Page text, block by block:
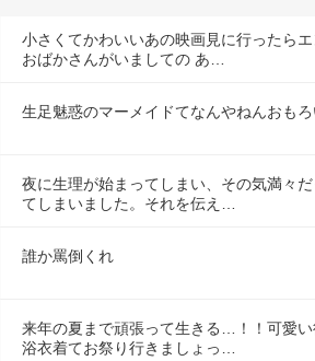
小さくてかわいいあの映画見に行ったら
おばかさんがいましての あ…
生足魅惑のマーメイドてなんやねんおもろ
夜に生理が始まってしまい、その気満々
てしまいました。それを伝え…
誰か罵倒くれ
来年の夏まで頑張って生きる…！！可愛
浴衣着てお祭り行きましょっ…